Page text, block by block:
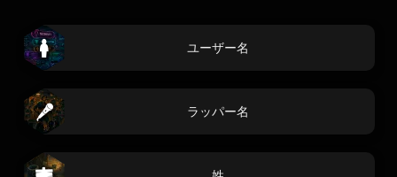
ユーザー名
ラッパー名